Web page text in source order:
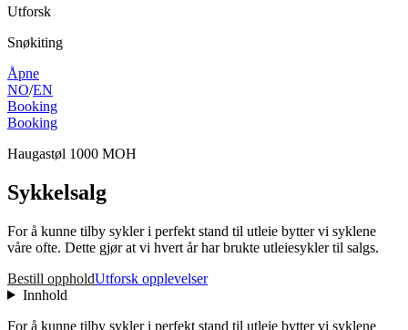
Utforsk
Snøkiting
Åpne
NO/EN
Booking
Booking
Haugastøl 1000 MOH
Sykkelsalg
For å kunne tilby sykler i perfekt stand til utleie bytter vi syklene
våre ofte. Dette gjør at vi hvert år har brukte utleiesykler til salgs.
Bestill oppholdUtforsk opplevelser
Innhold
For å kunne tilby sykler i perfekt stand til utleie bytter vi syklene